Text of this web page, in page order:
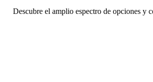
CONSIGUE
EXTENDIDA
Descubre el amplio espectro de opciones y